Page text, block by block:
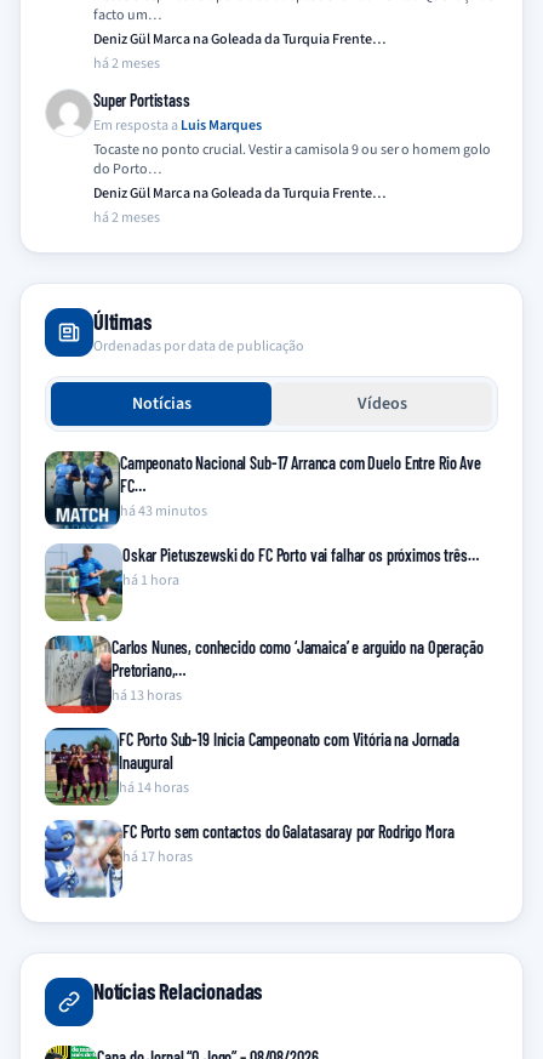
facto um…
Deniz Gül Marca na Goleada da Turquia Frente…
há 2 meses
Super Portistass
Em resposta a Luis Marques
Tocaste no ponto crucial. Vestir a camisola 9 ou ser o homem golo
do Porto…
Deniz Gül Marca na Goleada da Turquia Frente…
há 2 meses
Últimas
Ordenadas por data de publicação
Notícias Vídeos
Campeonato Nacional Sub-17 Arranca com Duelo Entre Rio Ave
FC…
há 43 minutos
Oskar Pietuszewski do FC Porto vai falhar os próximos três…
há 1 hora
Carlos Nunes, conhecido como ‘Jamaica’ e arguido na Operação
Pretoriano,…
há 13 horas
FC Porto Sub-19 Inicia Campeonato com Vitória na Jornada
Inaugural
há 14 horas
FC Porto sem contactos do Galatasaray por Rodrigo Mora
há 17 horas
Notícias Relacionadas